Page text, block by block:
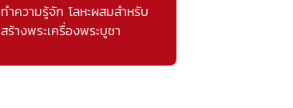
ทำความรู้จัก โลหะผสมสำหรับ
สร้างพระเครื่องพระบูชา